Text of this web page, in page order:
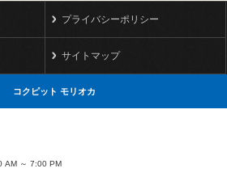
プライバシーポリシー
サイトマップ
コクピット モリオカ
AM ～ 7:00 PM